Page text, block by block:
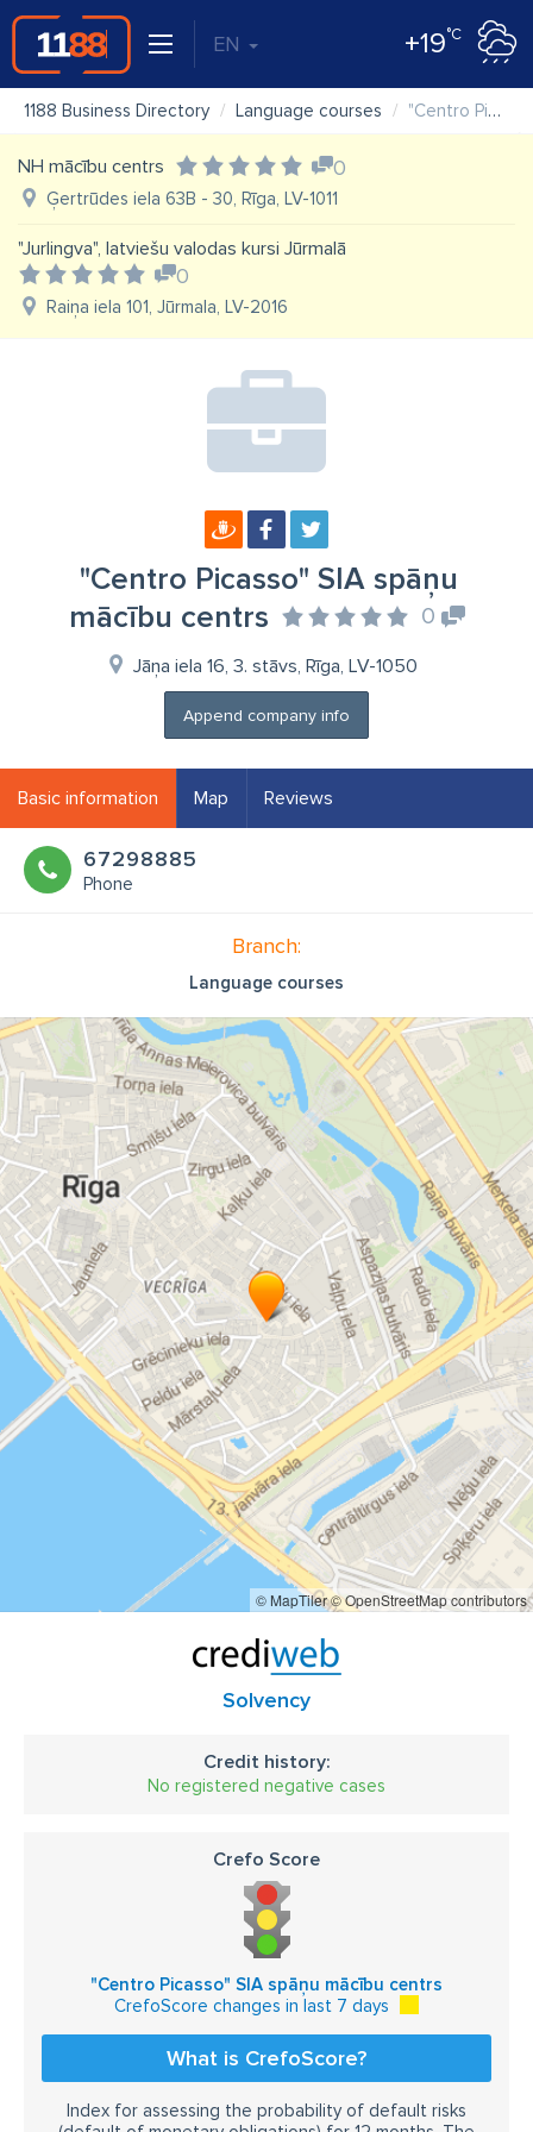
EN +19°C
1188 Business Directory Language courses "Centro Picasso" SIA spāņu mācību centrs
NH mācību centrs 0
Ģertrūdes iela 63B - 30, Rīga, LV-1011
"Jurlingva", latviešu valodas kursi Jūrmalā
0
Raiņa iela 101, Jūrmala, LV-2016
"Centro Picasso" SIA spāņu
mācību centrs
0
Jāņa iela 16, 3. stāvs, Rīga, LV-1050
Append company info
Basic information Map Reviews
67298885
Phone
Branch:
Language courses
© MapTiler© OpenStreetMap contributors
Solvency
Credit history:
No registered negative cases
Crefo Score
"Centro Picasso" SIA spāņu mācību centrs
CrefoScore changes in last 7 days
What is CrefoScore?
Index for assessing the probability of default risks